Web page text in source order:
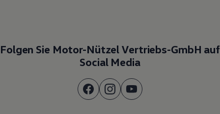
Folgen Sie Motor-Nützel Vertriebs-GmbH auf
Social Media